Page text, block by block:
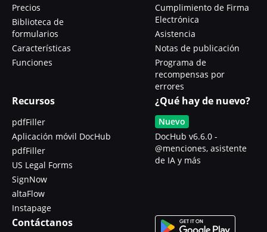
Precios
Biblioteca de
formularios
Características
Funciones
Cumplimiento de Firma
Electrónica
Asistencia
Notas de publicación
Programa de
recompensas por
errores
Recursos
pdfFiller
Aplicación móvil DocHub
pdfFiller
US Legal Forms
SignNow
altaFlow
Instapage
¿Qué hay de nuevo?
Nuevo
DocHub v6.6.0 -
@menciones, asistente
de IA y más
Contáctanos